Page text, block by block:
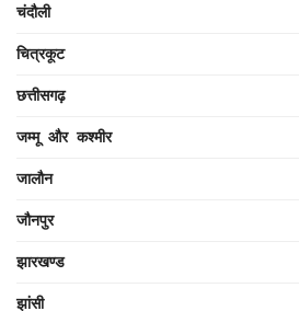
चंदौली
चित्रकूट
छत्तीसगढ़
जम्मू और कश्मीर
जालौन
जौनपुर
झारखण्ड
झांसी